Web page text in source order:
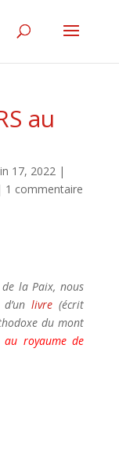
au
17, 2022|
1 commentaire
la Paix, nous
d’unlivre (écrit
du mont
au royaume de